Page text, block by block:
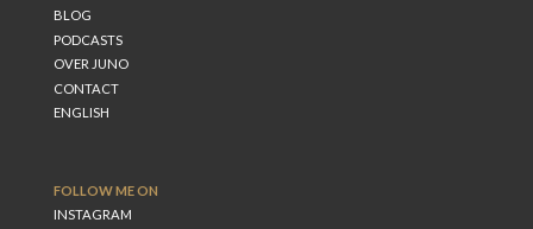
BLOG
PODCASTS
OVER JUNO
CONTACT
ENGLISH
FOLLOW ME ON
INSTAGRAM